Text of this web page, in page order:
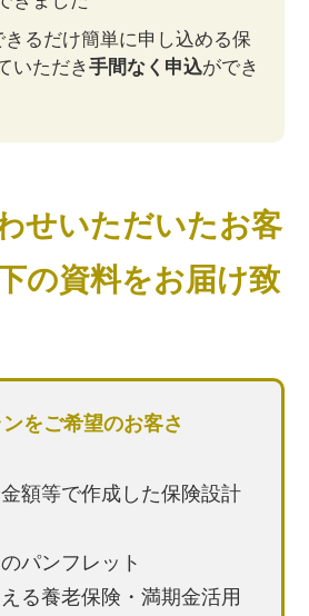
るだけ簡単に申し込める保
いただき手間なく申込ができ
せいただいたお客
の資料をお届け致
をご希望のお客さ
額等で作成した保険設計
パンフレット
る養老保険・満期金活用